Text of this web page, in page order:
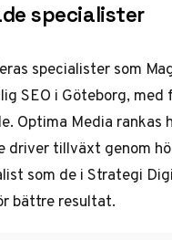
specialister
specialister som
SEO i Göteborg, med
Optima Media rankas
driver tillväxt genom
som de i Strategi
bättre resultat.